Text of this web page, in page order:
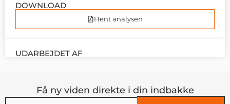
DOWNLOAD
Hent analysen
UDARBEJDET AF
Få ny viden direkte i din indbakke